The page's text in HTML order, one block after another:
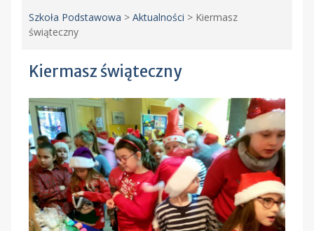
Szkoła Podstawowa > Aktualności > Kiermasz
świąteczny
Kiermasz świąteczny